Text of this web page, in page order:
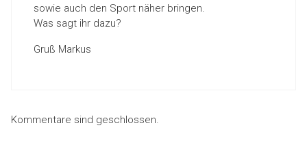
sowie auch den Sport näher bringen.
Was sagt ihr dazu?
Gruß Markus
Kommentare sind geschlossen.